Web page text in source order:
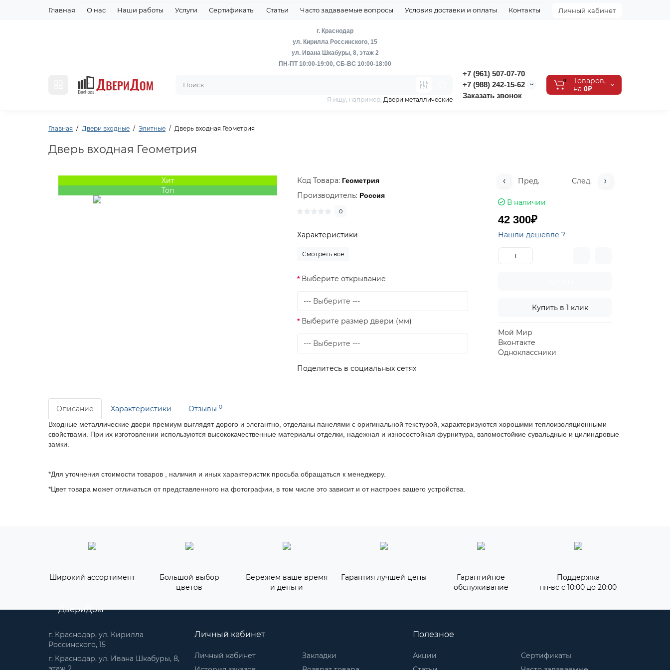
Главная О нас Наши работы Услуги Сертификаты Статьи Часто задаваемые вопросы Условия доставки и оплаты Контакты Личный кабинет
г. Краснодар
ул. Кирилла Россинского, 15
ул. Ивана Шкабуры, 8, этаж 2
ПН-ПТ 10:00-19:00, СБ-ВС 10:00-18:00
+7 (961) 507-07-70
+7 (988) 242-15-62
Заказать звонок
Я ищу, например, Двери металлические
0
Tоваров,
на 0₽
Главная Двери входные Элитные Дверь входная Геометрия
Дверь входная Геометрия
Хит
Топ
Код Товара: Геометрия
Производитель: Россия
0
Характеристики
Смотреть все
Выберите открывание
Выберите размер двери (мм)
Поделитесь в социальных сетях
Пред. След.
В наличии
42 300₽
Нашли дешевле ?
Купить в 1 клик
Мой Мир
Вконтакте
Одноклассники
Описание Характеристики Отзывы 0
Входные металлические двери премиум выглядят дорого и элегантно, отделаны панелями с оригинальной текстурой, характеризуются хорошими теплоизоляционными
свойствами. При их изготовлении используются высококачественные материалы отделки, надежная и износостойкая фурнитура, взломостойкие сувальдные и цилиндровые
замки.
*Для уточнения стоимости товаров , наличия и иных характеристик просьба обращаться к менеджеру.
*Цвет товара может отличаться от представленного на фотографии, в том числе это зависит и от настроек вашего устройства.
Широкий ассортимент
Большой выбор
цветов
Бережем ваше время
и деньги
Гарантия лучшей цены
Гарантийное
обслуживание
Поддержка
пн-вс с 10:00 до 20:00
ДвериДом
г. Краснодар, ул. Кирилла
Россинского, 15
г. Краснодар, ул. Ивана Шкабуры, 8,
Личный кабинет
Личный кабинет
Закладки
Полезное
Акции
Сертификаты